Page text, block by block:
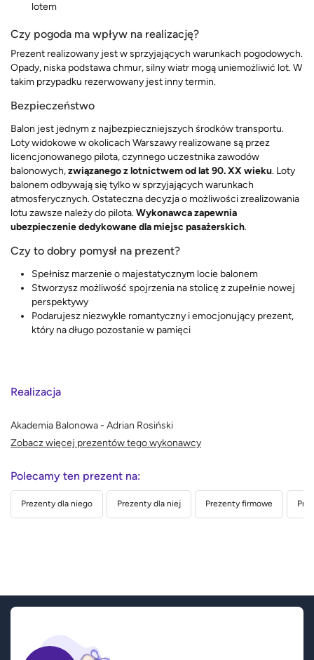
lotem
Czy pogoda ma wpływ na realizację?
Prezent realizowany jest w sprzyjających warunkach pogodowych.
Opady, niska podstawa chmur, silny wiatr mogą uniemożliwić lot. W
takim przypadku rezerwowany jest inny termin.
Bezpieczeństwo
Balon jest jednym z najbezpieczniejszych środków transportu.
Loty widokowe w okolicach Warszawy realizowane są przez
licencjonowanego pilota, czynnego uczestnika zawodów
balonowych,związanego z lotnictwem od lat 90. XX wieku. Loty
balonem odbywają się tylko w sprzyjających warunkach
atmosferycznych. Ostateczna decyzja o możliwości zrealizowania
lotu zawsze należy do pilota.Wykonawca zapewnia
ubezpieczenie dedykowane dla miejsc pasażerskich.
Czy to dobry pomysł na prezent?
Spełnisz marzenie o majestatycznym locie balonem
Stworzysz możliwość spojrzenia na stolicę z zupełnie nowej
perspektywy
Podarujesz niezwykle romantyczny i emocjonujący prezent,
który na długo pozostanie w pamięci
Realizacja
Akademia Balonowa - Adrian Rosiński
Zobacz więcej prezentów tego wykonawcy
Polecamy ten prezent na:
Prezenty dla niego Prezenty dla niej Prezenty firmowe